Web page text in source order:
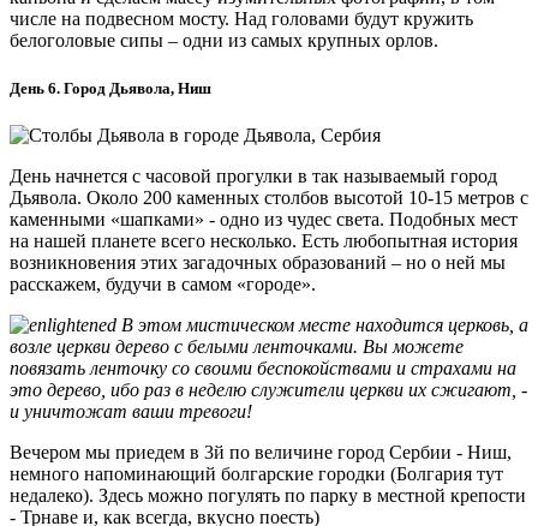
числе на подвесном мосту. Над головами будут кружить
белоголовые сипы – одни из самых крупных орлов.
День 6. Город Дьявола, Ниш
День начнется с часовой прогулки в так называемый город
Дьявола. Около 200 каменных столбов высотой 10-15 метров с
каменными «шапками» - одно из чудес света. Подобных мест
на нашей планете всего несколько. Есть любопытная история
возникновения этих загадочных образований – но о ней мы
расскажем, будучи в самом «городе».
В этом мистическом месте находится церковь, а
возле церкви дерево с белыми ленточками. Вы можете
повязать ленточку со своими беспокойствами и страхами на
это дерево, ибо раз в неделю служители церкви их сжигают, -
и уничтожат ваши тревоги!
Вечером мы приедем в 3й по величине город Сербии - Ниш,
немного напоминающий болгарские городки (Болгария тут
недалеко). Здесь можно погулять по парку в местной крепости
- Трнаве и, как всегда, вкусно поесть)